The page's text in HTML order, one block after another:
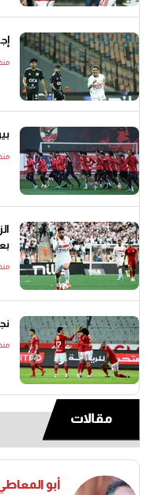
منذ21 ساعة
منذ22
منذ22
منذ20
مقالات
أبو